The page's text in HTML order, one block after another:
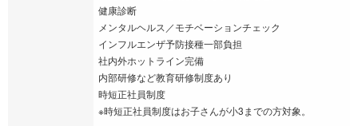
健康診断
メンタルヘルス／モチベーションチェック
インフルエンザ予防接種一部負担
社内外ホットライン完備
内部研修など教育研修制度あり
時短正社員制度
※時短正社員制度はお子さんが小3までの方対象。